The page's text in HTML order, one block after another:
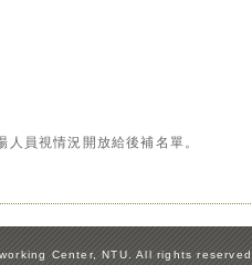
員視情況開放給後補名單。
Center, NTU. All rights reserved.